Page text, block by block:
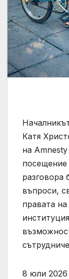
Катя
на
разговора
въпроси,
правата
8 юли 2026